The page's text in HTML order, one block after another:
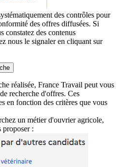
des contrôles pour
des offres diffusées. Si
constatez des contenus
nous le signaler en cliquant sur
réalisée, France Travail peut vous
recherche d'offres. Ces
en fonction des critères que vous
un métier d'ouvrier agricole,
proposer :